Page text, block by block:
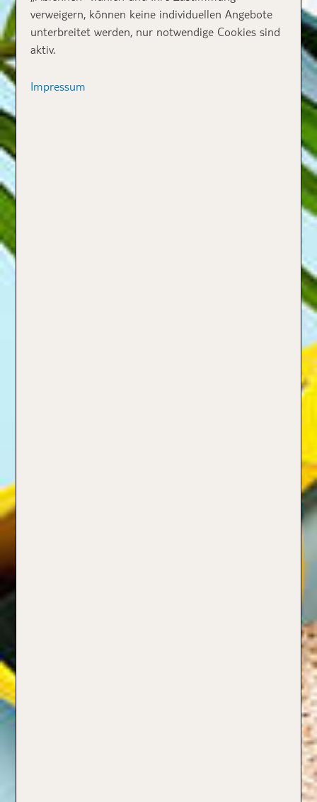
verweigern, können keine individuellen Angebote
unterbreitet werden, nur notwendige Cookies sind
aktiv.
Impressum